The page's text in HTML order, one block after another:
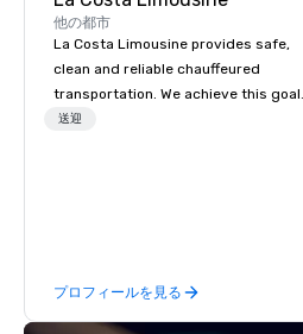
他の都市
La Costa Limousine provides safe,
clean and reliable chauffeured
transportation. We achieve this goal
with highly trained chauffeurs, the
late model luxury vehicles to the
highly experienced and professional
送迎
プロフィールを見る